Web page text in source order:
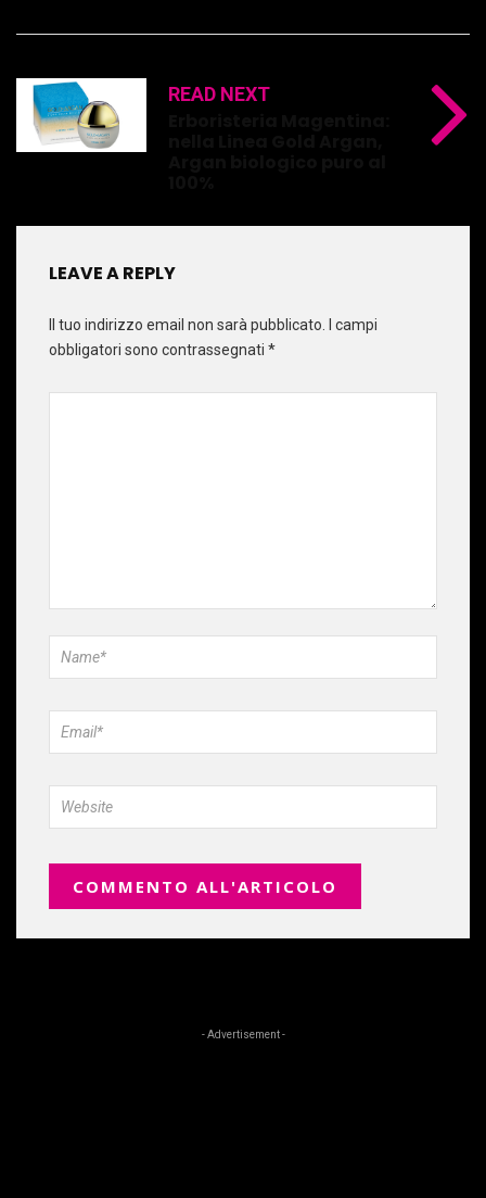
READ NEXT
LEAVE A REPLY
Il tuo indirizzo email non sarà pubblicato. I campi
obbligatori sono contrassegnati *
- Advertisement -